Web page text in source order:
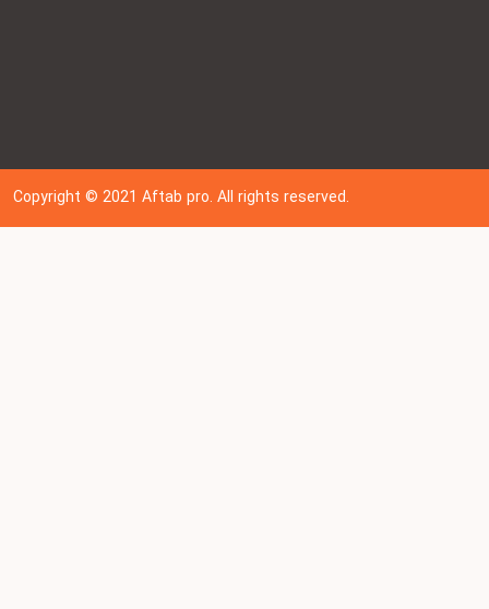
Copyright © 202 1Aftab pro. All rights reserved.